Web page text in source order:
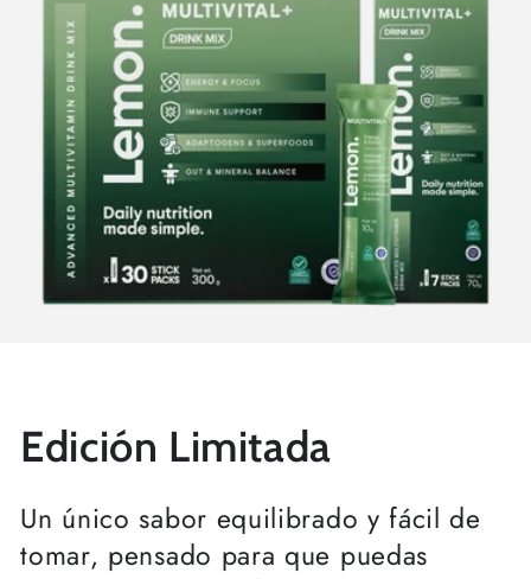
Edición Limitada
Un único sabor equilibrado y fácil de
tomar, pensado para que puedas
artículos guardados anteriormente.